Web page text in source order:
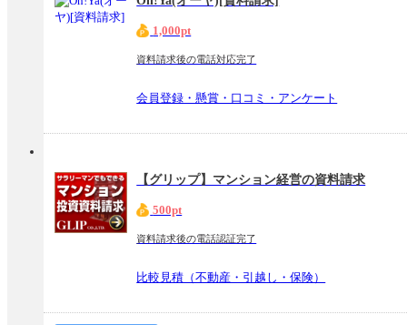
1,000pt
資料請求後の電話対応完了
会員登録・懸賞・口コミ・アンケート
【グリップ】マンション経営の資料請求
500pt
資料請求後の電話認証完了
比較見積（不動産・引越し・保険）